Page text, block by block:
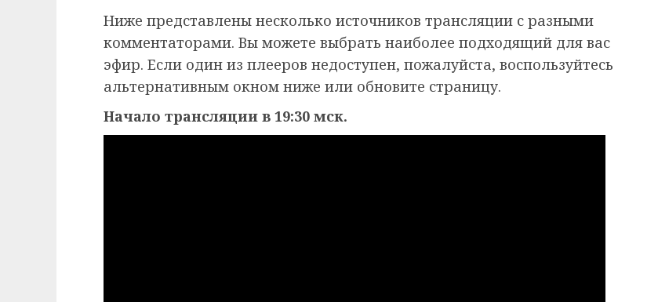
Ниже представлены несколько источников трансляции с разными
комментаторами. Вы можете выбрать наиболее подходящий для вас
эфир. Если один из плееров недоступен, пожалуйста, воспользуйтесь
альтернативным окном ниже или обновите страницу.
Начало трансляции в 19:30 мск.